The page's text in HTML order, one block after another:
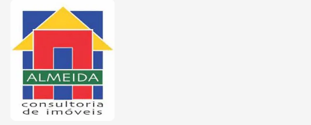
Página inicial